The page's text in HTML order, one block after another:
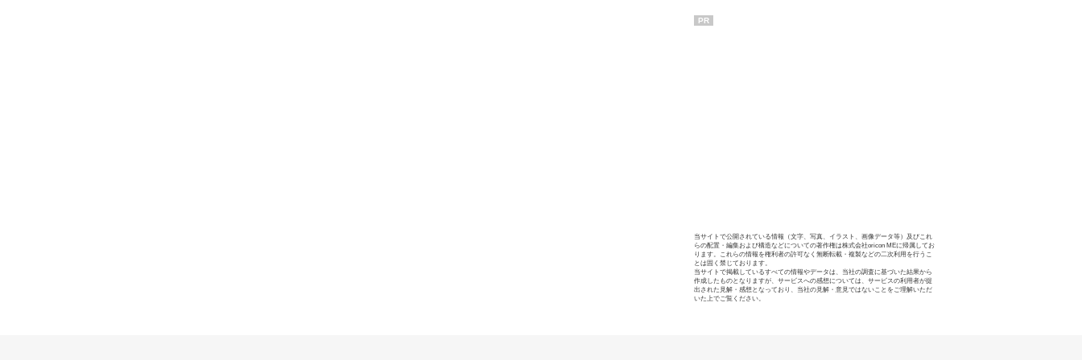
PR
当サイトで公開されている情報（文字、写真、イラスト、画像データ等）及びこれ
らの配置・編集および構造などについての著作権は株式会社oricon MEに帰属してお
ります。これらの情報を権利者の許可なく無断転載・複製などの二次利用を行うこ
とは固く禁じております。
当サイトで掲載しているすべての情報やデータは、当社の調査に基づいた結果から
作成したものとなりますが、サービスへの感想については、サービスの利用者が提
出された見解・感想となっており、当社の見解・意見ではないことをご理解いただ
いた上でご覧ください。